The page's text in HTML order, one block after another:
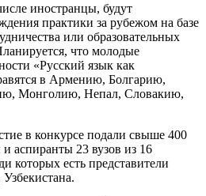
иностранцы, будут
практики за рубежом на базе
или образовательных
что молодые
«Русский язык как
в Армению, Болгарию,
Монголию, Непал, Словакию,
в конкурсе подали свыше 400
аспиранты 23 вузов из 16
которых есть представители